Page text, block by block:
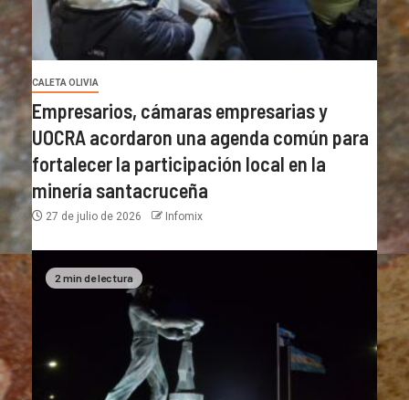
CALETA OLIVIA
Empresarios, cámaras empresarias y
UOCRA acordaron una agenda común para
fortalecer la participación local en la
minería santacruceña
27 de julio de 2026 Infomix
2 min de lectura